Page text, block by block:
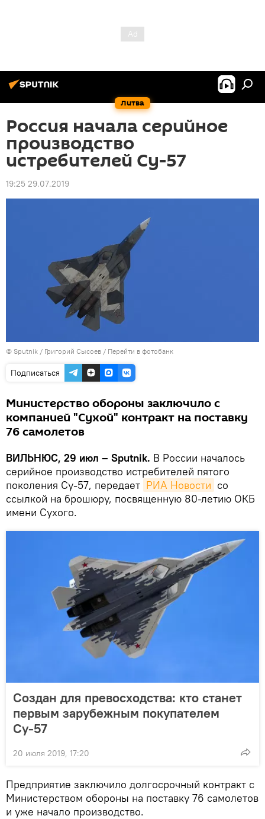
Литва
Россия начала серийное
производство
истребителей Су-57
19:25 29.07.2019
© Sputnik / Григорий Сысоев / Перейти в фотобанк
Подписаться
Министерство обороны заключило с
компанией "Сухой" контракт на поставку
76 самолетов
ВИЛЬНЮС, 29 июл – Sputnik. В России началось
серийное производство истребителей пятого
поколения Су-57, передает РИА Новости со
ссылкой на брошюру, посвященную 80-летию ОКБ
имени Сухого.
Создан для превосходства: кто станет
первым зарубежным покупателем
Су-57
20 июля 2019, 17:20
Предприятие заключило долгосрочный контракт с
Министерством обороны на поставку 76 самолетов
и уже начало производство.